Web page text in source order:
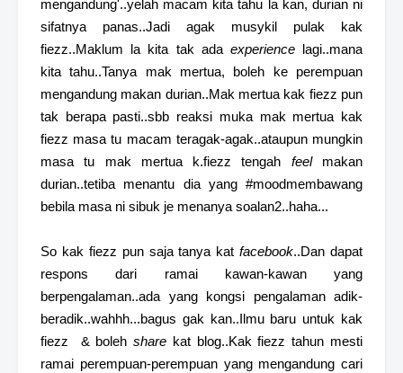
mengandung'..yelah macam kita tahu la kan, durian ni
sifatnya panas..Jadi agak musykil pulak kak
fiezz..Maklum la kita tak ada experiencelagi..mana
kita tahu..Tanya mak mertua, boleh ke perempuan
mengandung makan durian..Mak mertua kak fiezz pun
tak berapa pasti..sbb reaksi muka mak mertua kak
fiezz masa tu macam teragak-agak..ataupun mungkin
masa tu mak mertua k.fiezz tengah feelmakan
durian..tetiba menantu dia yang #moodmembawang
bebila masa ni sibuk je menanya soalan2..haha...
So kak fiezz pun saja tanya katfacebook..Dan dapat
respons dari ramai kawan-kawan yang
berpengalaman..ada yang kongsi pengalaman adik-
beradik..wahhh...bagus gak kan..Ilmu baru untuk kak
fiezz & bolehshare kat blog..Kak fiezz tahun mesti
ramai perempuan-perempuan yang mengandung cari